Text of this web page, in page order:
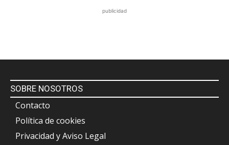
publicidad
SOBRE NOSOTROS
Contacto
Política de cookies
Privacidad y Aviso Legal